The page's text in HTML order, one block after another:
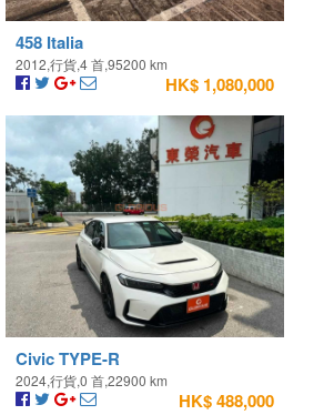
458 Italia
2012,行貨,4 首,95200 km
HK$ 1,080,000
Civic TYPE-R
2024,行貨,0 首,22900 km
HK$ 488,000